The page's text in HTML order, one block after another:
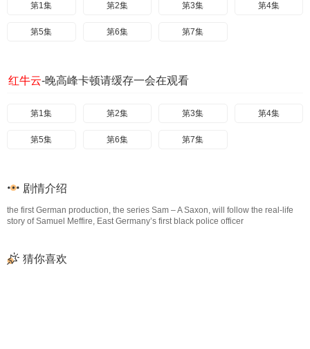
第1集 第2集 第3集 第4集
第5集 第6集 第7集
红牛云-晚高峰卡顿请缓存一会在观看
第1集 第2集 第3集 第4集
第5集 第6集 第7集
剧情介绍
the first German production, the series Sam – A Saxon, will follow the real-life
story of Samuel Meffire, East Germany’s first black police officer
猜你喜欢